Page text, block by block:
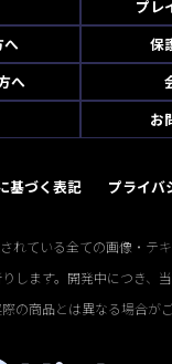
プレ
へ
保
へ
お
基づく表記 プライバ
れている全ての画像・テ
します。開発中につき、
の商品とは異なる場合がご